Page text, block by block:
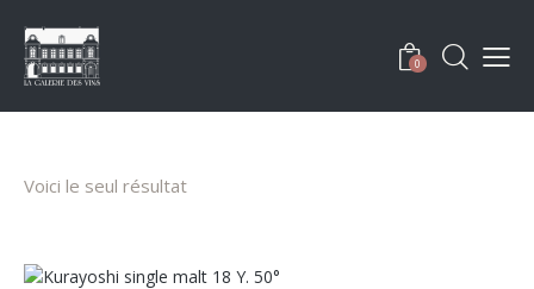
0
Voici le seul résultat